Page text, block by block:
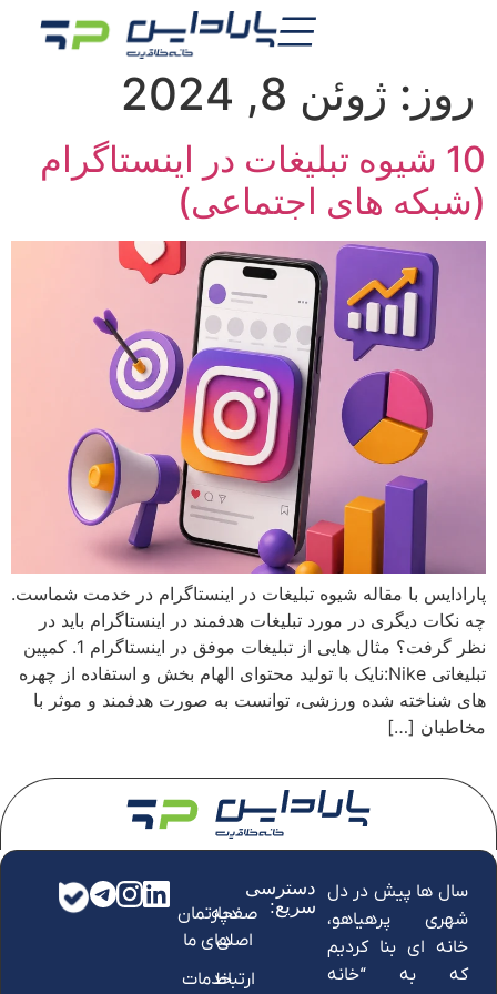
روز: ژوئن 8, 2024
10 شیوه تبلیغات در اینستاگرام
(شبکه های اجتماعی)
پارادایس با مقاله شیوه تبلیغات در اینستاگرام در خدمت شماست.
چه نکات دیگری در مورد تبلیغات هدفمند در اینستاگرام باید در
نظر گرفت؟ مثال هایی از تبلیغات موفق در اینستاگرام 1. کمپین
تبلیغاتی Nike:نایک با تولید محتوای الهام بخش و استفاده از چهره
های شناخته شده ورزشی، توانست به صورت هدفمند و موثر با
مخاطبان […]
سال ها پیش در دل
شهری پرهیاهو،
خانه ای بنا کردیم
که به “خانه
دسترسی
سریع:
صفحه
اصلی
ارتباط
دپارتمان
های ما
خدمات